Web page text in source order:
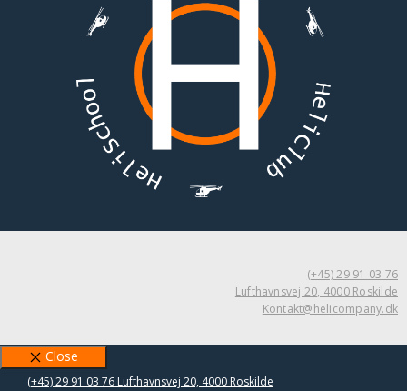
(+45) 29 91 03 76
Lufthavnsvej 20, 4000 Roskilde
Kontakt@helicompany.dk
Close
(+45) 29 91 03 76 Lufthavnsvej 20, 4000 Roskilde